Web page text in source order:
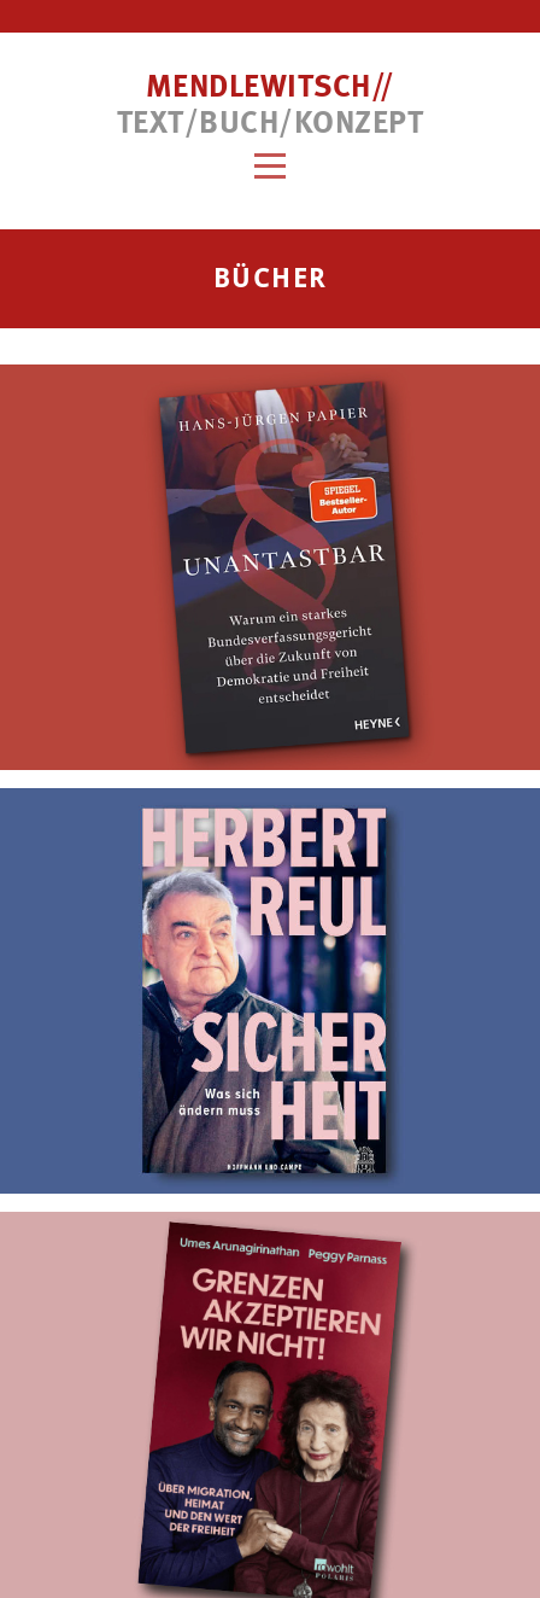
MENDLEWITSCH//
TEXT/BUCH/KONZEPT
BÜCHER
Unantastbar
Ghostwriting für Hans-Jürgen Papier
Sicherheit
Ghostwriting für Herbert Reul
Grenzen akzeptieren wir nicht!
Ghostwriting für Umes Arunagirinathan und Peggy Parnass